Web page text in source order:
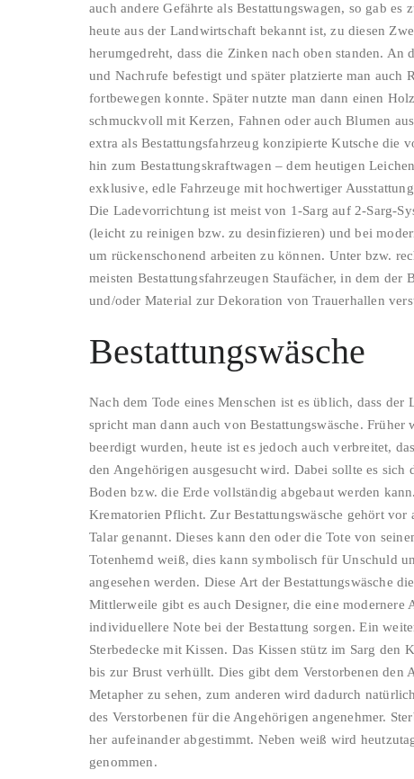
auch andere Gefährte als Bestattungswagen, so gab
heute aus der Landwirtschaft bekannt ist, zu diesen
herumgedreht, dass die Zinken nach oben standen.
und Nachrufe befestigt und später platzierte man auch
fortbewegen konnte. Später nutzte man dann einen
schmuckvoll mit Kerzen, Fahnen oder auch Blumen
extra als Bestattungsfahrzeug konzipierte Kutsche die
hin zum Bestattungskraftwagen – dem heutigen
exklusive, edle Fahrzeuge mit hochwertiger
Die Ladevorrichtung ist meist von 1-Sarg auf 2-Sarg-
(leicht zu reinigen bzw. zu desinfizieren) und bei
um rückenschonend arbeiten zu können. Unter bzw.
meisten Bestattungsfahrzeugen Staufächer, in dem der
und/oder Material zur Dekoration von Trauerhallen
Bestattungswäsche
Nach dem Tode eines Menschen ist es üblich, dass
spricht man dann auch von Bestattungswäsche.
beerdigt wurden, heute ist es jedoch auch verbreitet,
den Angehörigen ausgesucht wird. Dabei sollte es
Boden bzw. die Erde vollständig abgebaut werden
Krematorien Pflicht. Zur Bestattungswäsche gehört
Talar genannt. Dieses kann den oder die Tote von
Totenhemd weiß, dies kann symbolisch für Unschuld
angesehen werden. Diese Art der Bestattungswäsche
Mittlerweile gibt es auch Designer, die eine modernere
individuellere Note bei der Bestattung sorgen. Ein
Sterbedecke mit Kissen. Das Kissen stütz im Sarg den
bis zur Brust verhüllt. Dies gibt dem Verstorbenen den
Metapher zu sehen, zum anderen wird dadurch
des Verstorbenen für die Angehörigen angenehmer.
her aufeinander abgestimmt. Neben weiß wird
genommen.